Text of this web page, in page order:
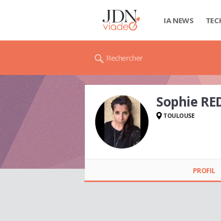
IA NEWS
Rechercher
Sophie
TOULOUSE
PROFIL